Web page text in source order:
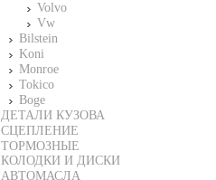
Volvo
Vw
Bilstein
Koni
Monroe
Tokico
Boge
ДЕТАЛИ КУЗОВА
СЦЕПЛЕНИЕ
ТОРМОЗНЫЕ
КОЛОДКИ И ДИСКИ
АВТОМАСЛА